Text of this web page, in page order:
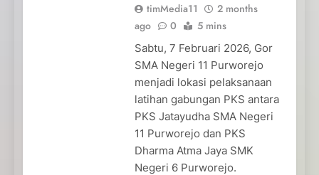
timMedia11
2 months
ago
0 5 mins
Sabtu, 7 Februari 2026, Gor
SMA Negeri 11 Purworejo
menjadi lokasi pelaksanaan
latihan gabungan PKS antara
PKS Jatayudha SMA Negeri
11 Purworejo dan PKS
Dharma Atma Jaya SMK
Negeri 6 Purworejo.